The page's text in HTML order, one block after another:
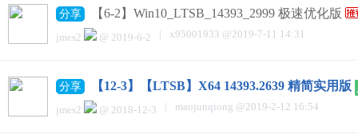
分享 【6-2】Win10_LTSB_14393_2999 极速优化版
jmes2 @ 2019-6-2 | x95001933 @2019-7-11 14:31
分享 【12-3】【LTSB】X64 14393.2639 精简实用版
jmes2 @ 2018-12-3 | maojunqiong @2019-2-12 16:54